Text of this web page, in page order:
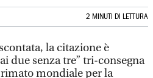
2 MINUTI DI LETTURA
la citazione è
due senza tre” tri-consegna
mondiale per la